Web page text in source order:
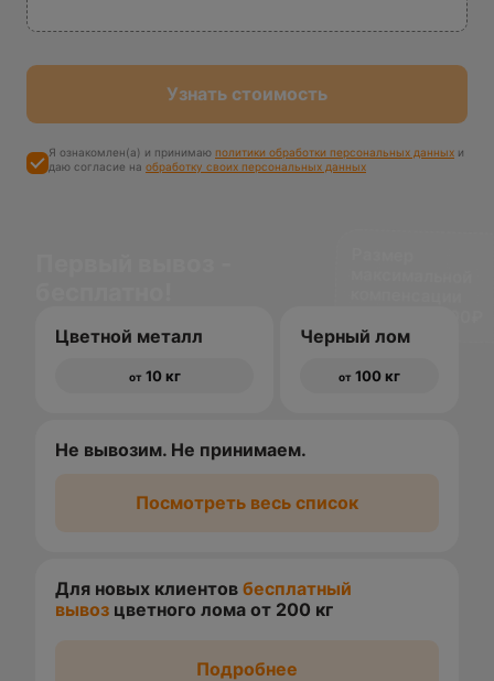
Узнать стоимость
Я ознакомлен(а) и принимаю политики обработки персональных данных и
даю согласие на обработку своих персональных данных
Цветной металл
от 10 кг
Черный лом
от 100 кг
Не вывозим. Не принимаем.
Посмотреть весь список
Для новых клиентов бесплатный
вывоз цветного лома от 200 кг
Подробнее